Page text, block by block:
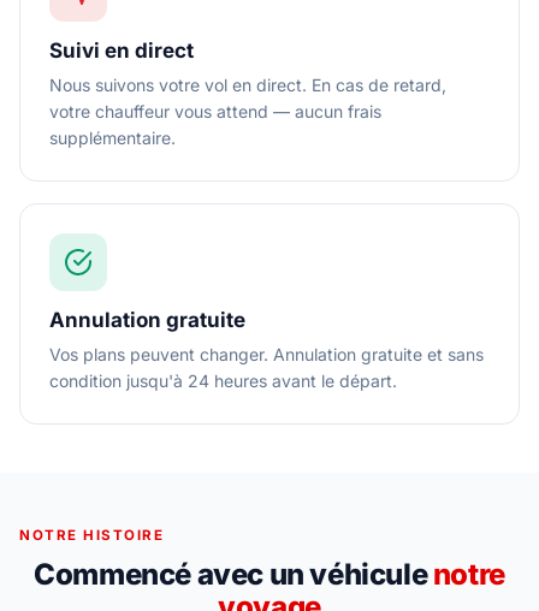
Suivi en direct
Nous suivons votre vol en direct. En cas de retard,
votre chauffeur vous attend — aucun frais
supplémentaire.
Annulation gratuite
Vos plans peuvent changer. Annulation gratuite et sans
condition jusqu'à 24 heures avant le départ.
NOTRE HISTOIRE
Commencé avec un véhiculenotre